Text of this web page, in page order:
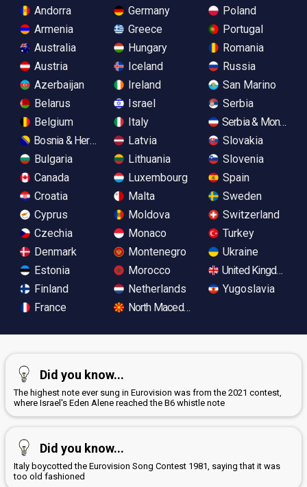
Andorra
Armenia
Australia
Austria
Azerbaijan
Belarus
Belgium
Bosnia & Herzegovina
Bulgaria
Canada
Croatia
Cyprus
Czechia
Denmark
Estonia
Finland
France
Germany
Greece
Hungary
Iceland
Ireland
Israel
Italy
Latvia
Lithuania
Luxembourg
Malta
Moldova
Monaco
Montenegro
Morocco
Netherlands
North Macedonia
Poland
Portugal
Romania
Russia
San Marino
Serbia
Serbia &
Slovakia
Slovenia
Spain
Sweden
Switzerland
Turkey
Ukraine
United Kingdom
Yugoslavia
Did you know...
The highest note ever sung in Eurovision was from the 2021 contest,
where Israel's Eden Alene reached the B6 whistle note
Did you know...
Italy boycotted the Eurovision Song Contest 1981, saying that it was
too old fashioned